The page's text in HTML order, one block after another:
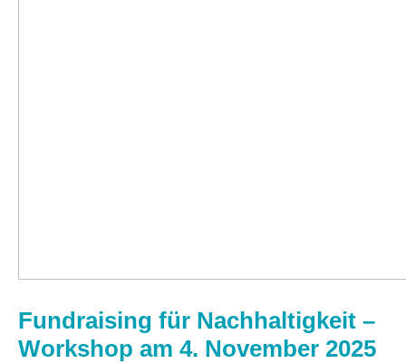
Fundraising für Nachhaltigkeit –
Workshop am 4. November 2025